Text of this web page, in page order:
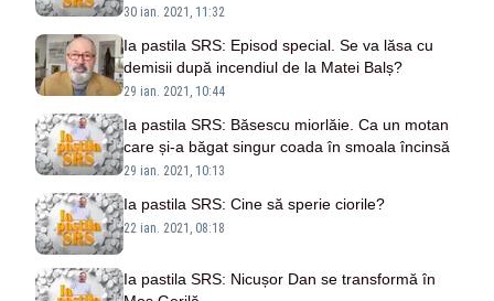
30 ian. 2021, 11:32
Ia pastila SRS: Episod special. Se va lăsa cu
demisii după incendiul de la Matei Balș?
29 ian. 2021, 10:44
Ia pastila SRS: Băsescu miorlăie. Ca un motan
care și-a băgat singur coada în smoala încinsă
29 ian. 2021, 10:13
Ia pastila SRS: Cine să sperie ciorile?
22 ian. 2021, 08:18
Ia pastila SRS: Nicușor Dan se transformă în